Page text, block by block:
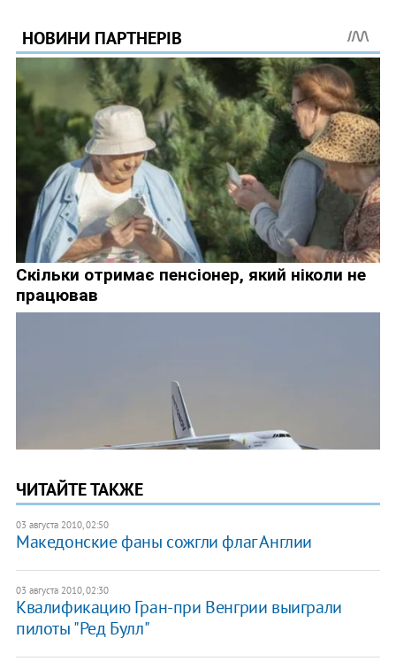
ЧИТАЙТЕ ТАКЖЕ
03 августа 2010, 02:50
Македонские фаны сожгли флаг Англии
03 августа 2010, 02:30
Квалификацию Гран-при Венгрии выиграли
пилоты "Ред Булл"